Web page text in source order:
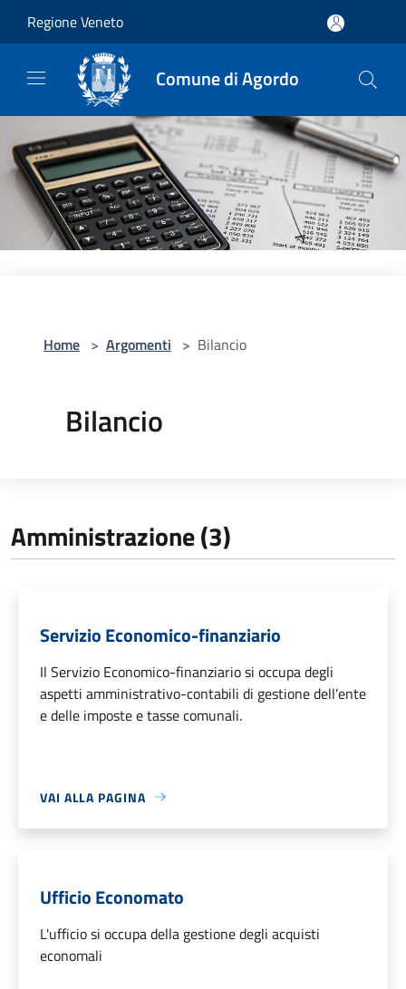
Regione Veneto
Comune di Agordo
Home > Argomenti > Bilancio
Bilancio
Amministrazione (3)
Servizio Economico-finanziario
Il Servizio Economico-finanziario si occupa degli
aspetti amministrativo-contabili di gestione dell’ente
e delle imposte e tasse comunali.
VAI ALLA PAGINA
Ufficio Economato
L'ufficio si occupa della gestione degli acquisti
economali